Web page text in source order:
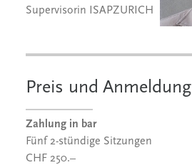
Supervisorin ISAPZURICH
Preis und Anmeldung
Zahlung in bar
Fünf 2-stündige Sitzungen
CHF 250.–